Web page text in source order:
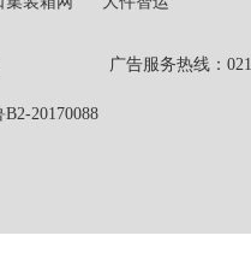
公司 广告服务热线：021-
20170088